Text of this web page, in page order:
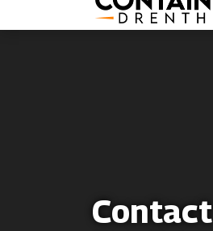
Contact